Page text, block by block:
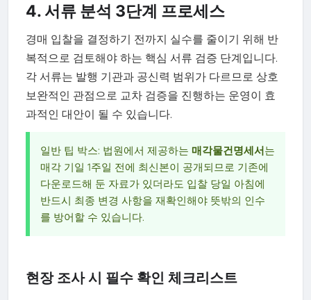
4. 서류 분석 3단계 프로세스
경매 입찰을 결정하기 전까지 실수를 줄이기 위해 반
복적으로 검토해야 하는 핵심 서류 검증 단계입니다.
각 서류는 발행 기관과 공신력 범위가 다르므로 상호
보완적인 관점으로 교차 검증을 진행하는 운영이 효
과적인 대안이 될 수 있습니다.
일반 팁 박스: 법원에서 제공하는 매각물건명세서는
매각 기일 1주일 전에 최신본이 공개되므로 기존에
다운로드해 둔 자료가 있더라도 입찰 당일 아침에
반드시 최종 변경 사항을 재확인해야 뜻밖의 인수
를 방어할 수 있습니다.
현장 조사 시 필수 확인 체크리스트